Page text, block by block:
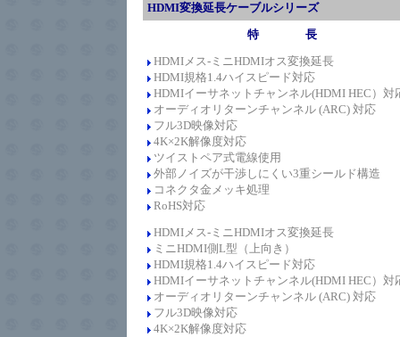
HDMI変換延長ケーブルシリーズ
特 長
HDMIメス-ミニHDMIオス変換延長
HDMI規格1.4ハイスピード対応
HDMIイーサネットチャンネル(HDMI HEC）対
オーディオリターンチャンネル (ARC) 対応
フル3D映像対応
4K×2K解像度対応
ツイストペア式電線使用
外部ノイズが干渉しにくい3重シールド構造
コネクタ金メッキ処理
RoHS対応
HDMIメス-ミニHDMIオス変換延長
ミニHDMI側L型（上向き）
HDMI規格1.4ハイスピード対応
HDMIイーサネットチャンネル(HDMI HEC）対
オーディオリターンチャンネル (ARC) 対応
フル3D映像対応
4K×2K解像度対応